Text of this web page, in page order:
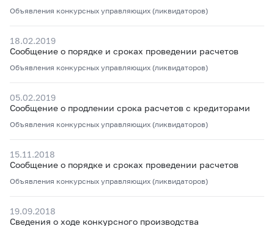
Объявления конкурсных управляющих (ликвидаторов)
18.02.2019
Сообщение о порядке и сроках проведении расчетов
Объявления конкурсных управляющих (ликвидаторов)
05.02.2019
Сообщение о продлении срока расчетов с кредиторами
Объявления конкурсных управляющих (ликвидаторов)
15.11.2018
Сообщение о порядке и сроках проведении расчетов
Объявления конкурсных управляющих (ликвидаторов)
19.09.2018
Сведения о ходе конкурсного производства